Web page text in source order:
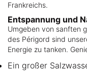
Frankreichs.
Entspannung und
Umgeben von sanften
des Périgord sind
Energie zu tanken.
Ein großer